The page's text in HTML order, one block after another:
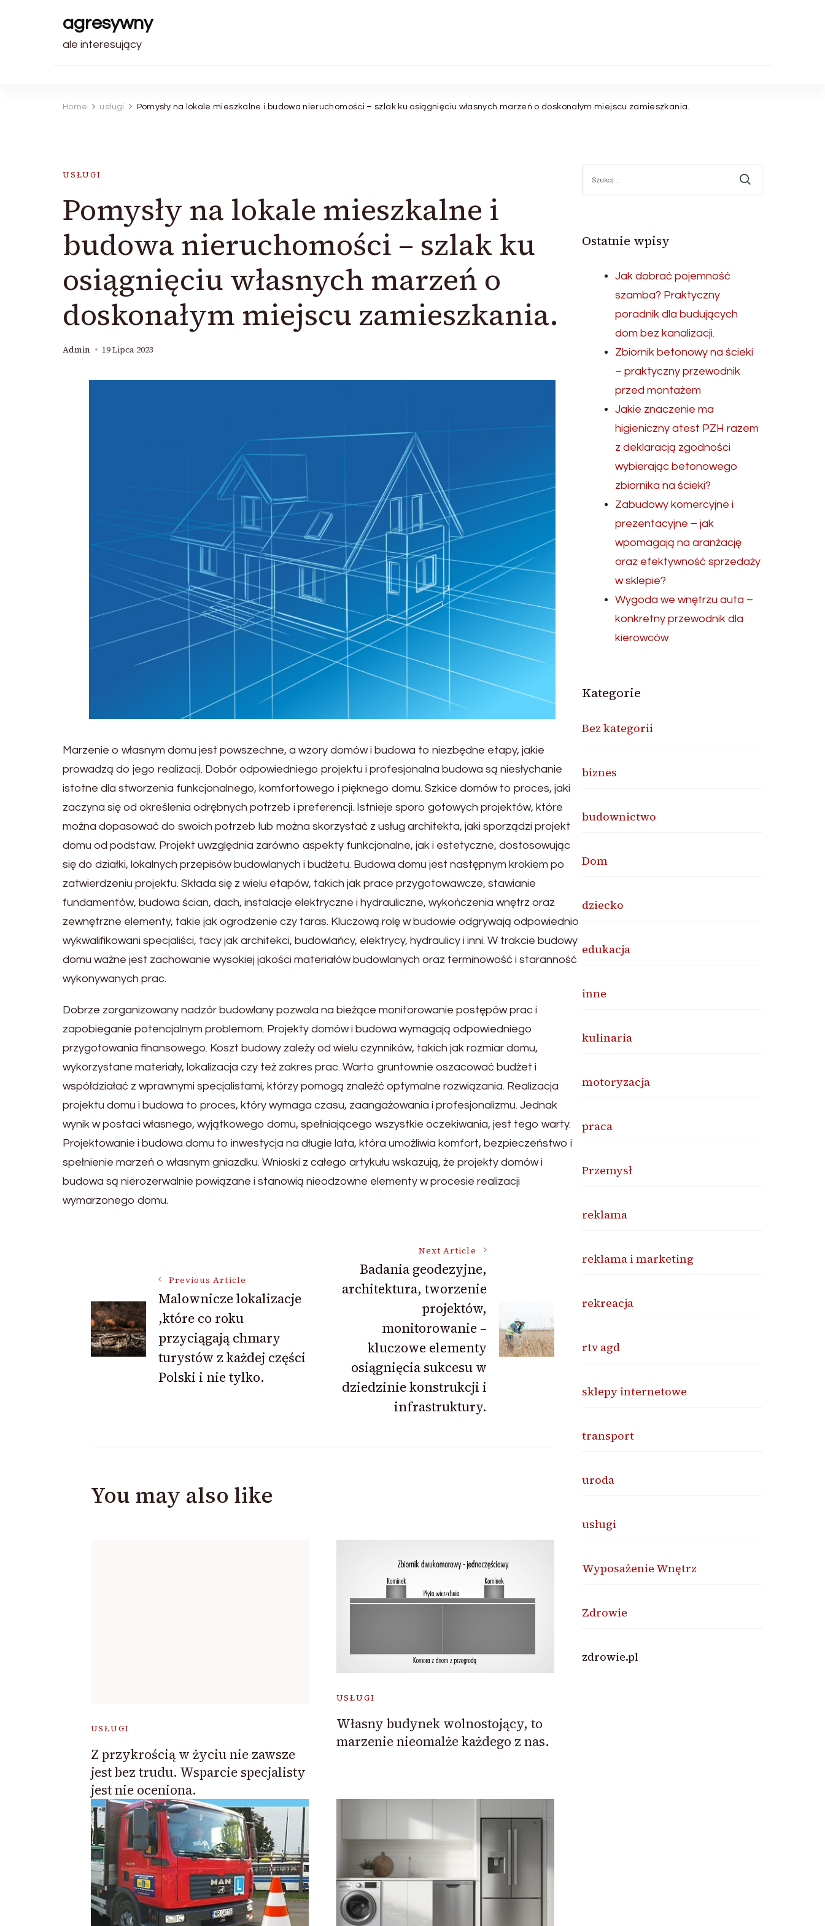
agresywny
ale interesujący
Home usługi Pomysły na lokale mieszkalne i budowa nieruchomości – szlak ku osiągnięciu własnych marzeń o doskonałym miejscu zamieszkania.
USŁUGI
Pomysły na lokale mieszkalne i
budowa nieruchomości – szlak ku
osiągnięciu własnych marzeń o
doskonałym miejscu zamieszkania.
Admin 19 Lipca 2023
Marzenie o własnym domu jest powszechne, a wzory domów i budowa to niezbędne etapy, jakie
prowadzą do jego realizacji. Dobór odpowiedniego projektu i profesjonalna budowa są niesłychanie
istotne dla stworzenia funkcjonalnego, komfortowego i pięknego domu. Szkice domów to proces, jaki
zaczyna się od określenia odrębnych potrzeb i preferencji. Istnieje sporo gotowych projektów, które
można dopasować do swoich potrzeb lub można skorzystać z usług architekta, jaki sporządzi projekt
domu od podstaw. Projekt uwzględnia zarówno aspekty funkcjonalne, jak i estetyczne, dostosowując
się do działki, lokalnych przepisów budowlanych i budżetu. Budowa domu jest następnym krokiem po
zatwierdzeniu projektu. Składa się z wielu etapów, takich jak prace przygotowawcze, stawianie
fundamentów, budowa ścian, dach, instalacje elektryczne i hydrauliczne, wykończenia wnętrz oraz
zewnętrzne elementy, takie jak ogrodzenie czy taras. Kluczową rolę w budowie odgrywają odpowiednio
wykwalifikowani specjaliści, tacy jak architekci, budowlańcy, elektrycy, hydraulicy i inni. W trakcie budowy
domu ważne jest zachowanie wysokiej jakości materiałów budowlanych oraz terminowość i staranność
wykonywanych prac.
Dobrze zorganizowany nadzór budowlany pozwala na bieżące monitorowanie postępów prac i
zapobieganie potencjalnym problemom. Projekty domów i budowa wymagają odpowiedniego
przygotowania finansowego. Koszt budowy zależy od wielu czynników, takich jak rozmiar domu,
wykorzystane materiały, lokalizacja czy też zakres prac. Warto gruntownie oszacować budżet i
współdziałać z wprawnymi specjalistami, którzy pomogą znaleźć optymalne rozwiązania. Realizacja
projektu domu i budowa to proces, który wymaga czasu, zaangażowania i profesjonalizmu. Jednak
wynik w postaci własnego, wyjątkowego domu, spełniającego wszystkie oczekiwania, jest tego warty.
Projektowanie i budowa domu to inwestycja na długie lata, która umożliwia komfort, bezpieczeństwo i
spełnienie marzeń o własnym gniazdku. Wnioski z całego artykułu wskazują, że projekty domów i
budowa są nierozerwalnie powiązane i stanowią nieodzowne elementy w procesie realizacji
wymarzonego domu.
Navigation
Previous Article
Malownicze lokalizacje
,które co roku
przyciągają chmary
turystów z każdej części
Polski i nie tylko.
Next Article
Badania geodezyjne,
architektura, tworzenie
projektów,
monitorowanie –
kluczowe elementy
osiągnięcia sukcesu w
dziedzinie konstrukcji i
infrastruktury.
You may also like
USŁUGI
Z przykrością w życiu nie zawsze
jest bez trudu. Wsparcie specjalisty
jest nie oceniona.
USŁUGI
Własny budynek wolnostojący, to
marzenie nieomalże każdego z nas.
Ostatnie wpisy
Jak dobrać pojemność
szamba? Praktyczny
poradnik dla budujących
dom bez kanalizacji.
Zbiornik betonowy na ścieki
– praktyczny przewodnik
przed montażem
Jakie znaczenie ma
higieniczny atest PZH razem
z deklaracją zgodności
wybierając betonowego
zbiornika na ścieki?
Zabudowy komercyjne i
prezentacyjne – jak
wpomagają na aranżację
oraz efektywność sprzedaży
w sklepie?
Wygoda we wnętrzu auta –
konkretny przewodnik dla
kierowców
Kategorie
Bez kategorii
biznes
budownictwo
Dom
dziecko
edukacja
inne
kulinaria
motoryzacja
praca
Przemysł
reklama
reklama i marketing
rekreacja
rtv agd
sklepy internetowe
transport
uroda
usługi
Wyposażenie Wnętrz
Zdrowie
zdrowie.pl